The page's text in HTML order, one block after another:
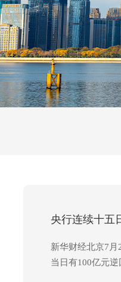
央行连续十五
新华财经北京7
当日有100亿元